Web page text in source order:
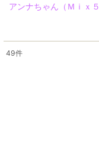
アンナちゃん（Ｍｉｘ
49件